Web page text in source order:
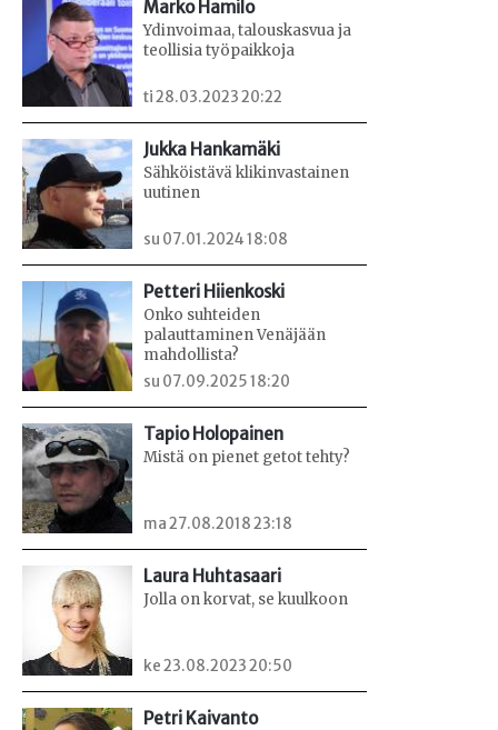
Marko Hamilo
Ydinvoimaa, talouskasvua ja
teollisia työpaikkoja
ti 28.03.2023 20:22
Jukka Hankamäki
Sähköistävä klikinvastainen
uutinen
su 07.01.2024 18:08
Petteri Hiienkoski
Onko suhteiden
palauttaminen Venäjään
mahdollista?
su 07.09.2025 18:20
Tapio Holopainen
Mistä on pienet getot tehty?
ma 27.08.2018 23:18
Laura Huhtasaari
Jolla on korvat, se kuulkoon
ke 23.08.2023 20:50
Petri Kaivanto